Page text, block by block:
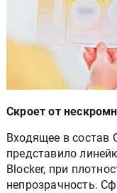
Скроет от
Входящее в состав
представило
Blocker, при
непрозрачность.